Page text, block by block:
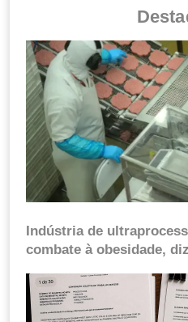
Indústria de
combate à obesidade,